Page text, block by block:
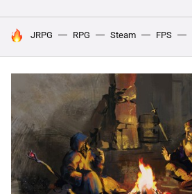
HOY SE HABLA DE
JRPG RPG Steam FPS